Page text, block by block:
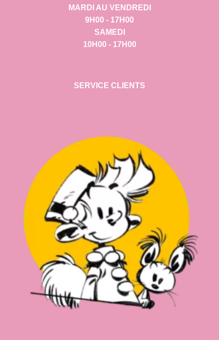
MARDI AU VENDREDI
9H00 - 17H00
SAMEDI
10H00 - 17H00
SERVICE CLIENTS